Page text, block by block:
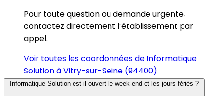
Pour toute question ou demande urgente,
contactez directement l’établissement par
appel.
Voir toutes les coordonnées de Informatique
Solution à Vitry-sur-Seine (94400)
Informatique Solution est-il ouvert le week-end et les jours fériés ?